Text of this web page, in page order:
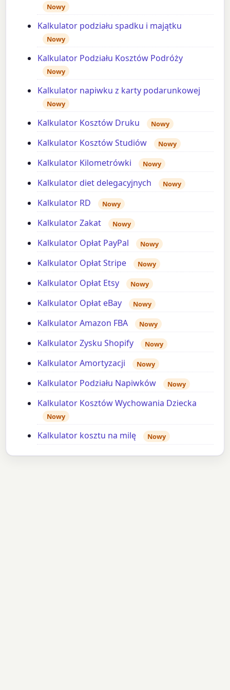
Nowy
Kalkulator podziału spadku i majątku
Nowy
Kalkulator Podziału Kosztów Podróży
Nowy
Kalkulator napiwku z karty podarunkowej
Nowy
Kalkulator Kosztów Druku Nowy
Kalkulator Kosztów Studiów Nowy
Kalkulator Kilometrówki Nowy
Kalkulator diet delegacyjnych Nowy
Kalkulator RD Nowy
Kalkulator Zakat Nowy
Kalkulator Opłat PayPal Nowy
Kalkulator Opłat Stripe Nowy
Kalkulator Opłat Etsy Nowy
Kalkulator Opłat eBay Nowy
Kalkulator Amazon FBA Nowy
Kalkulator Zysku Shopify Nowy
Kalkulator Amortyzacji Nowy
Kalkulator Podziału Napiwków Nowy
Kalkulator Kosztów Wychowania Dziecka
Nowy
Kalkulator kosztu na milę Nowy